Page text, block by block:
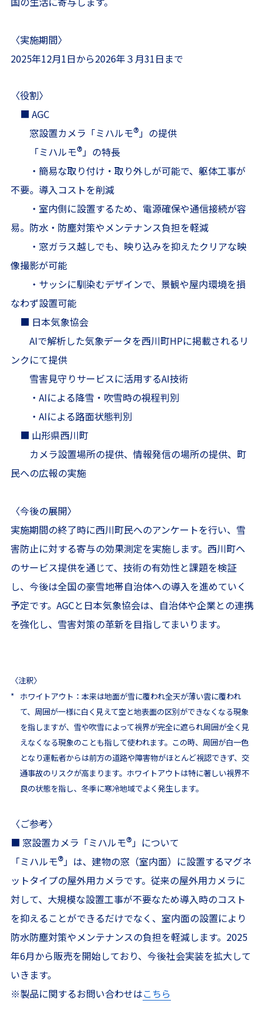
〈実施期間〉
2025年12月1日から2026年３月31日まで
〈役割〉
■ AGC
窓設置カメラ「ミハルモ® 」の提供
「ミハルモ® 」の特長
・簡易な取り付け・取り外しが可能で、躯体工事が
不要。導入コストを削減
・室内側に設置するため、電源確保や通信接続が容
易。防水・防塵対策やメンテナンス負担を軽減
・窓ガラス越しでも、映り込みを抑えたクリアな映
像撮影が可能
・サッシに馴染むデザインで、景観や屋内環境を損
なわず設置可能
■ 日本気象協会
AIで解析した気象データを西川町HPに掲載されるリ
ンクにて提供
雪害見守りサービスに活用するAI技術
・AIによる降雪・吹雪時の視程判別
・AIによる路面状態判別
■ 山形県西川町
カメラ設置場所の提供、情報発信の場所の提供、町
民への広報の実施
〈今後の展開〉
実施期間の終了時に西川町民へのアンケートを行い、雪
害防止に対する寄与の効果測定を実施します。西川町へ
のサービス提供を通じて、技術の有効性と課題を検証
し、今後は全国の豪雪地帯自治体への導入を進めていく
予定です。AGCと日本気象協会は、自治体や企業との連携
を強化し、雪害対策の革新を目指してまいります。
〈注釈〉
* ホワイトアウト：本来は地面が雪に覆われ全天が薄い雲に覆われ
て、周囲が一様に白く見えて空と地表面の区別ができなくなる現象
を指しますが、雪や吹雪によって視界が完全に遮られ周囲が全く見
えなくなる現象のことも指して使われます。この時、周囲が白一色
となり運転者からは前方の道路や障害物がほとんど視認できず、交
通事故のリスクが高まります。ホワイトアウトは特に著しい視界不
良の状態を指し、冬季に寒冷地域でよく発生します。
〈ご参考〉
■ 窓設置カメラ「ミハルモ® 」について
「ミハルモ® 」は、建物の窓（室内面）に設置するマグネ
ットタイプの屋外用カメラです。従来の屋外用カメラに
対して、大規模な設置工事が不要なため導入時のコスト
を抑えることができるだけでなく、室内面の設置により
防水防塵対策やメンテナンスの負担を軽減します。2025
年6月から販売を開始しており、今後社会実装を拡大して
いきます。
※製品に関するお問い合わせはこちら